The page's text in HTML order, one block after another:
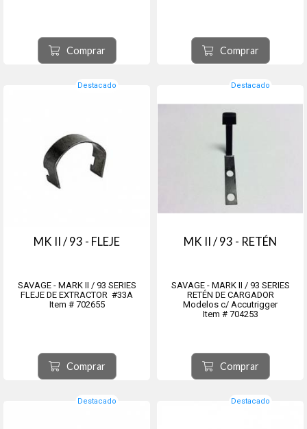
Comprar Comprar
Destacado
MK II / 93 - FLEJE
SAVAGE - MARK II / 93 SERIES
FLEJE DE EXTRACTOR #33A
Item # 702655
Comprar
Destacado
MK II / 93 - RETÉN
SAVAGE - MARK II / 93 SERIES
RETÉN DE CARGADOR
Modelos c/ Accutrigger
Item # 704253
Comprar
Destacado Destacado